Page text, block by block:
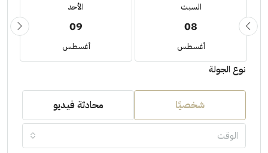
السبت
08
أغسطس
الأحد
09
أغسطس
نوع الجولة
شخصيًا محادثة فيديو
الوقت